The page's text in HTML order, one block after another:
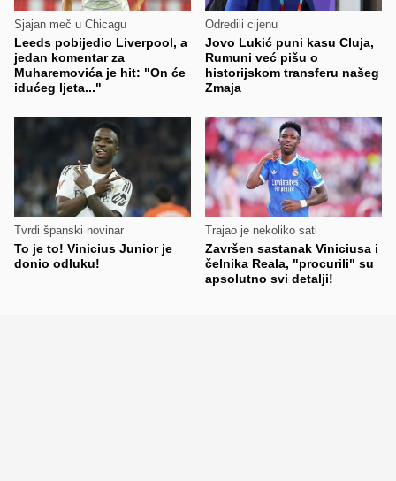
Sjajan meč u Chicagu
Leeds pobijedio Liverpool, a
jedan komentar za
Muharemovića je hit: "On će
idućeg ljeta..."
Odredili cijenu
Jovo Lukić puni kasu Cluja,
Rumuni već pišu o
historijskom transferu našeg
Zmaja
Tvrdi španski novinar
To je to! Vinicius Junior je
donio odluku!
Trajao je nekoliko sati
Završen sastanak Viniciusa i
čelnika Reala, "procurili" su
apsolutno svi detalji!